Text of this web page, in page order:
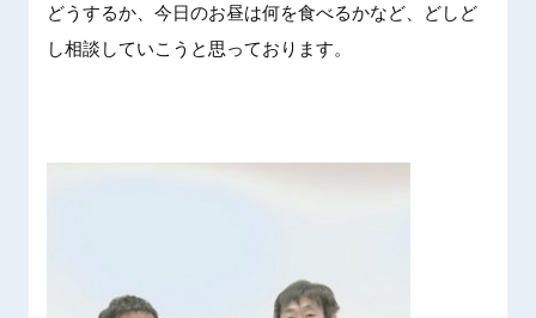
どうするか、今日のお昼は何を食べるかなど、どしど
し相談していこうと思っております。